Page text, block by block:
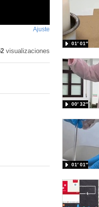
Ajuste
pantalla
visualizaciones
01′ 01″
00′ 32″
01′ 01″